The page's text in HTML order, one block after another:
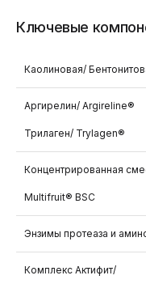
Ключевые
Каолиновая/
Аргирелин/ Argireline®
Трилаген/ Trylagen®
Концентрированная
Multifruit® BSC
Энзимы протеаза и
Комплекс Актифит/